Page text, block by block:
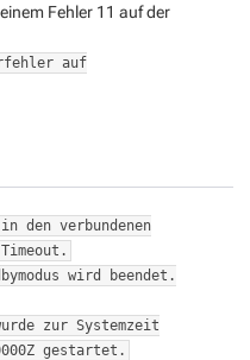
Fehler 11 auf der
auf
den verbundenen
wird beendet.
zur Systemzeit
gestartet.